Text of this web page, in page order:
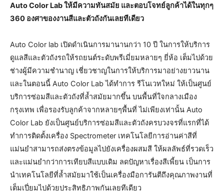
Auto Color Lab ให้มีความทันสมัย และตอบโจทย์ลูกค้าได้ในทุกๆ
360 องศาของงานสีและตัวถังกันเลยทีเดียว
Auto Color lab เปิดดำเนินการมานานกว่า 10 ปี ในการให้บริการ
ดูแลสีและตัวถังรถให้รถยนต์ระดับพรีเมี่ยมหลายๆ ยี่ห้อ เต็มไปด้วย
ช่างผู้มีความชำนาญ เชี่ยวชาญในการให้บริการมาอย่างยาวนาน
และในตอนนี้ Auto Color Lab ได้ทำการ รีโนเวทใหม่ ให้เป็นศูนย์
บริการซ่อมสีและตัวถังที่ล้ำสมัยมากขึ้น บนพื้นที่ใจกลางเมือง
กรุงเทพ เพื่อรองรับลูกค้าจากหลายๆพื้นที่ ไม่เพียงเท่านั้น Auto
Color Lab ยังเป็นศูนย์บริการซ่อมสีและตัวถังครบวงจรที่แรกที่ได้
ทำการติดตั้งเครื่อง Spectrometer เทคโนโลยีการอ่านค่าสีที่
แม่นยำสามารถส่งตรงข้อมูลไปยังเครื่องผสมสี ให้ผลลัพธ์ที่รวดเร็ว
และแม่นยำกว่าการเทียบสีแบบเดิม ลดปัญหาเรื่องสีเพี้ยน เป็นการ
นำเทคโนโลยีที่ล้ำสมัยมาใช้เป็นเครื่องมือการันตีถึงคุณภาพงานที่
เต็มเปี่ยมไปด้วยประสิทธิภาพกันเลยทีเดียว